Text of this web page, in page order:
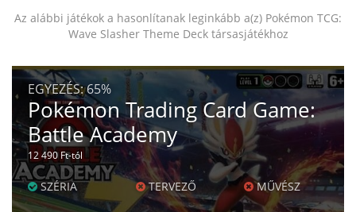
Az alábbi játékok a hasonlítanak leginkább a(z) Pokémon TCG:
Wave Slasher Theme Deck társasjátékhoz
EGYEZÉS:65%
Pokémon Trading Card Game:
Battle Academy
12 490 Ft-tól
SZÉRIA TERVEZŐ MŰVÉSZ